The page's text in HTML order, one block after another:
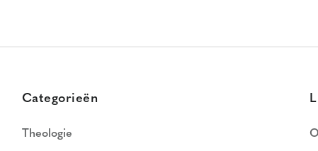
Categorieën
Theologie